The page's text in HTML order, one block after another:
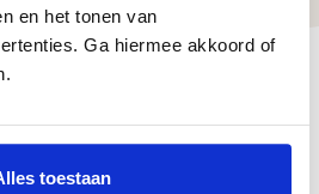
en het tonen van
Ga hiermee akkoord of
toestaan